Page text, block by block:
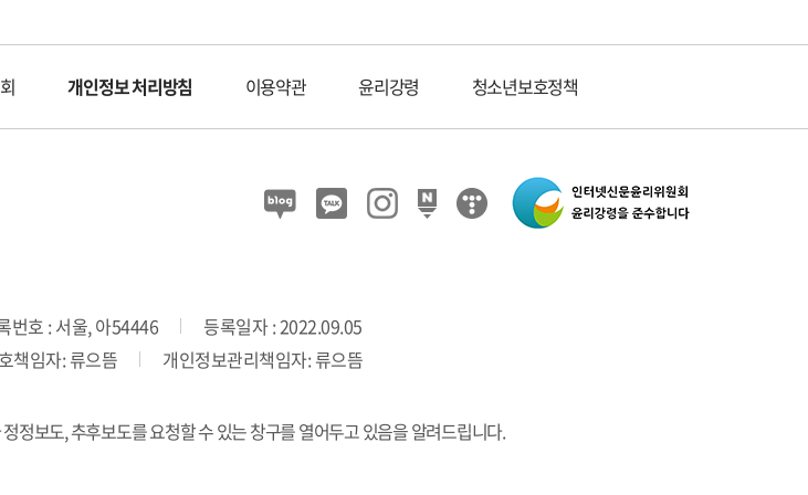
개인정보 처리방침 이용약관 윤리강령 청소년보호정책
번호 : 서울, 아54446
등록일자 : 2022.09.05
책임자: 류으뜸 개인정보관리책임자: 류으뜸
정보도, 추후보도를 요청할 수 있는 창구를 열어두고 있음을 알려드립니다.